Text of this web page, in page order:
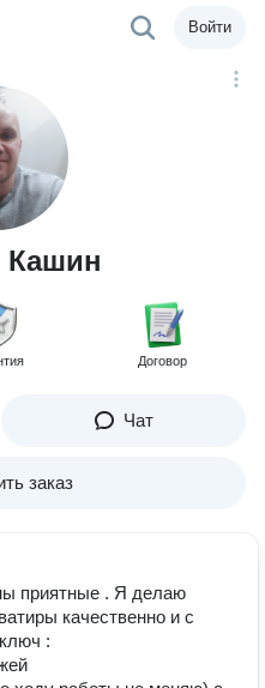
Войти
Кашин
Договор
Чат
заказ
приятные . Я делаю
качественно и с
: